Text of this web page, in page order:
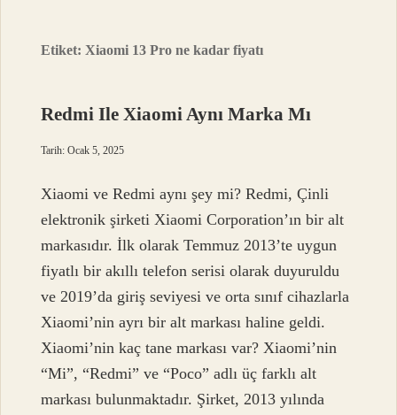
Etiket:Xiaomi 13 Pro ne kadar fiyatı
Redmi Ile Xiaomi Aynı Marka Mı
Tarih: Ocak 5, 2025
Xiaomi ve Redmi aynı şey mi? Redmi, Çinli
elektronik şirketi Xiaomi Corporation’ın bir alt
markasıdır. İlk olarak Temmuz 2013’te uygun
fiyatlı bir akıllı telefon serisi olarak duyuruldu
ve 2019’da giriş seviyesi ve orta sınıf cihazlarla
Xiaomi’nin ayrı bir alt markası haline geldi.
Xiaomi’nin kaç tane markası var? Xiaomi’nin
“Mi”, “Redmi” ve “Poco” adlı üç farklı alt
markası bulunmaktadır. Şirket, 2013 yılında